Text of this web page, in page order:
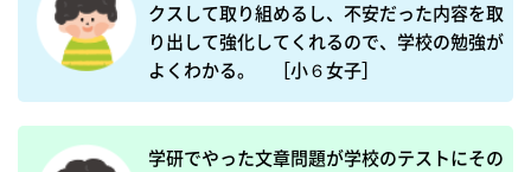
クスして取り組めるし、不安だった内容を取
り出して強化してくれるので、学校の勉強が
よくわかる。　［小６女子］
学研でやった文章問題が学校のテストにその